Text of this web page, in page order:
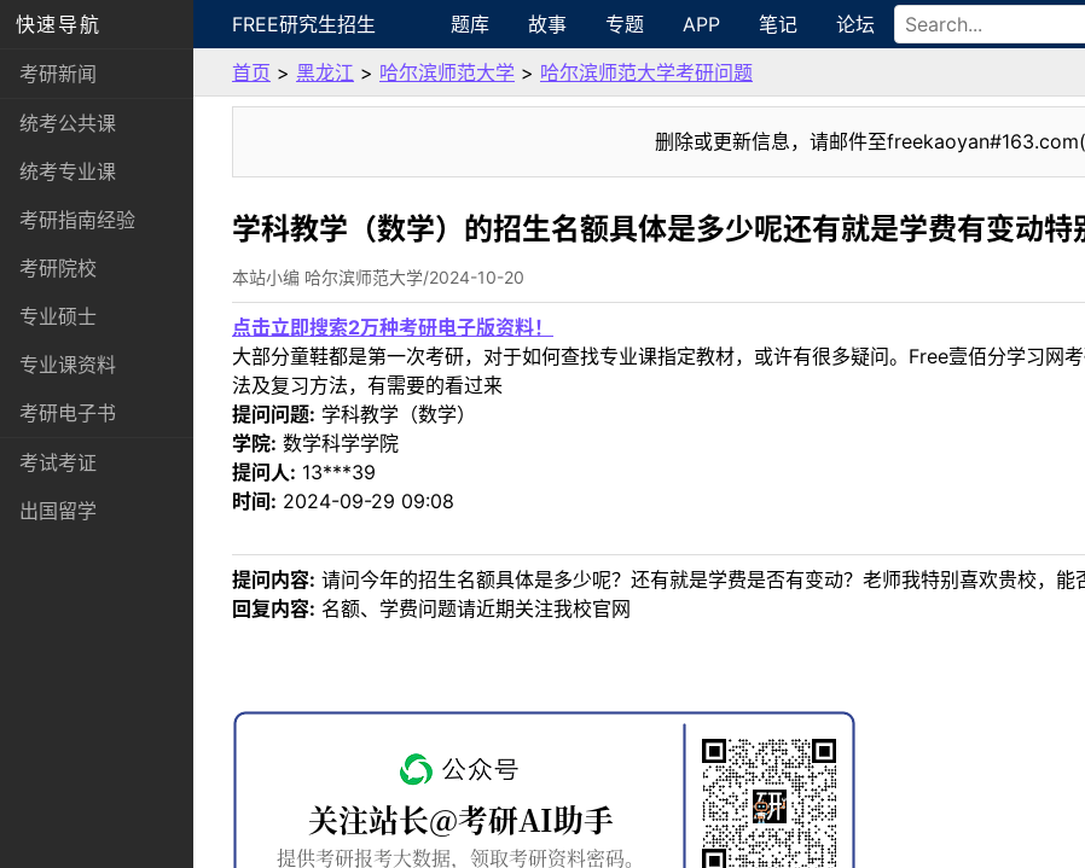
快速导航
考研新闻
统考公共课
统考专业课
考研指南经验
考研院校
专业硕士
专业课资料
考研电子书
考试考证
出国留学
FREE研究生招生 题库 故事 专题 APP 笔记 论坛
首页 > 黑龙江 > 哈尔滨师范大学 > 哈尔滨师范大学考研问题
删除或更新信息，请邮件至
学科教学（数学）的招生名额具体是多少呢还有就是学费有变动特
本站小编 哈尔滨师范大学/2024-10-20
点击立即搜索2万种考研电子版资料！
大部分童鞋都是第一次考研，对于如何查找专业课指定教材，或许有很多疑问。Free壹佰分学习网
法及复习方法，有需要的看过来
提问问题: 学科教学（数学）
学院: 数学科学学院
提问人: 13***39
时间: 2024-09-29 09:08
提问内容: 请问今年的招生名额具体是多少呢？还有就是学费是否有变动？老师我特别喜欢贵校，能
回复内容: 名额、学费问题请近期关注我校官网